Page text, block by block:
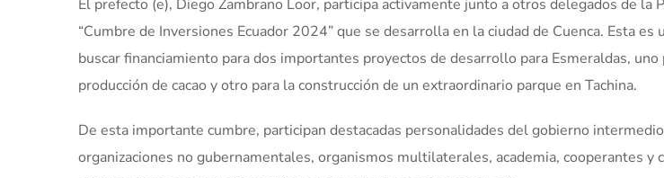
El prefecto (e), Diego Zambrano Loor, participa activamente junto a otros delegados de la
“Cumbre de Inversiones Ecuador 2024” que se desarrolla en la ciudad de Cuenca. Esta es
buscar financiamiento para dos importantes proyectos de desarrollo para Esmeraldas,
producción de cacao y otro para la construcción de un extraordinario parque en Tachina.
De esta importante cumbre, participan destacadas personalidades del gobierno
organizaciones no gubernamentales, organismos multilaterales, academia, cooperantes y